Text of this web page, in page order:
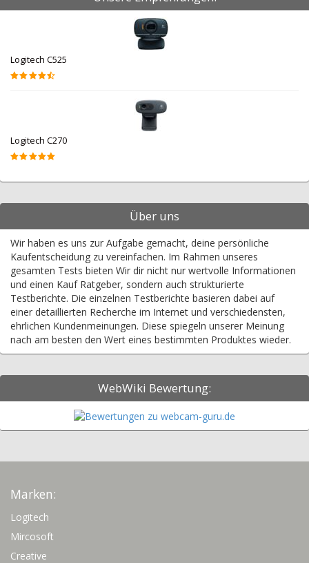
Logitech C525
Logitech C270
Über uns
Wir haben es uns zur Aufgabe gemacht, deine persönliche
Kaufentscheidung zu vereinfachen. Im Rahmen unseres
gesamten Tests bieten Wir dir nicht nur wertvolle Informationen
und einen Kauf Ratgeber, sondern auch strukturierte
Testberichte. Die einzelnen Testberichte basieren dabei auf
einer detaillierten Recherche im Internet und verschiedensten,
ehrlichen Kundenmeinungen. Diese spiegeln unserer Meinung
nach am besten den Wert eines bestimmten Produktes wieder.
WebWiki Bewertung:
Marken:
Logitech
Mircosoft
Creative